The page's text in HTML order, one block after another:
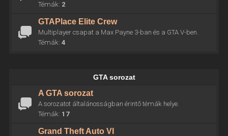
Témák: 2
GTAPlace Elite Crew
Multiplayer csapat a Max Payne 3-ban és a GTA V-ben.
Témák: 4
GTA sorozat
A GTA sorozat
A sorozatot általánosságban érintő témák helye.
Témák: 17
Grand Theft Auto VI